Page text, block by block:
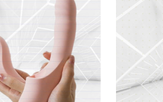
spot của chúng tôi vượt trội , giúp bạn
,mà còn là người bạn đồng hành
ba động cơ mạnh mẽ . Dù bạn mới bắt